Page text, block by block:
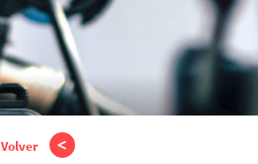
Volver